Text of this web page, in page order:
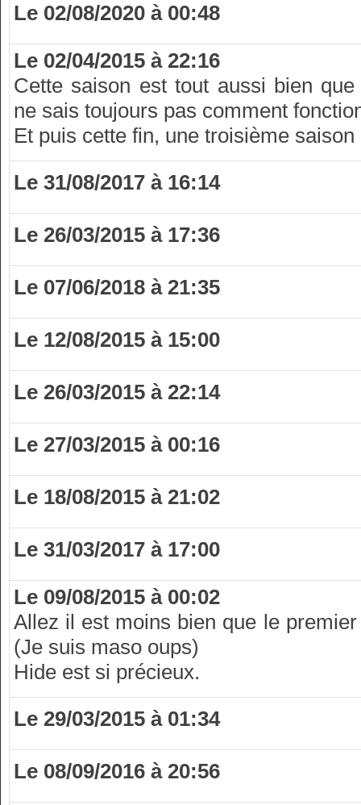
Le 02/08/2020 à 00:48
Le 02/04/2015 à 22:16
Cette saison est tout aussi bien
ne sais toujours pas comment
Et puis cette fin, une troisième saison
Le 31/08/2017 à 16:14
Le 26/03/2015 à 17:36
Le 07/06/2018 à 21:35
Le 12/08/2015 à 15:00
Le 26/03/2015 à 22:14
Le 27/03/2015 à 00:16
Le 18/08/2015 à 21:02
Le 31/03/2017 à 17:00
Le 09/08/2015 à 00:02
Allez il est moins bien que le
(Je suis maso oups)
Hide est si précieux.
Le 29/03/2015 à 01:34
Le 08/09/2016 à 20:56